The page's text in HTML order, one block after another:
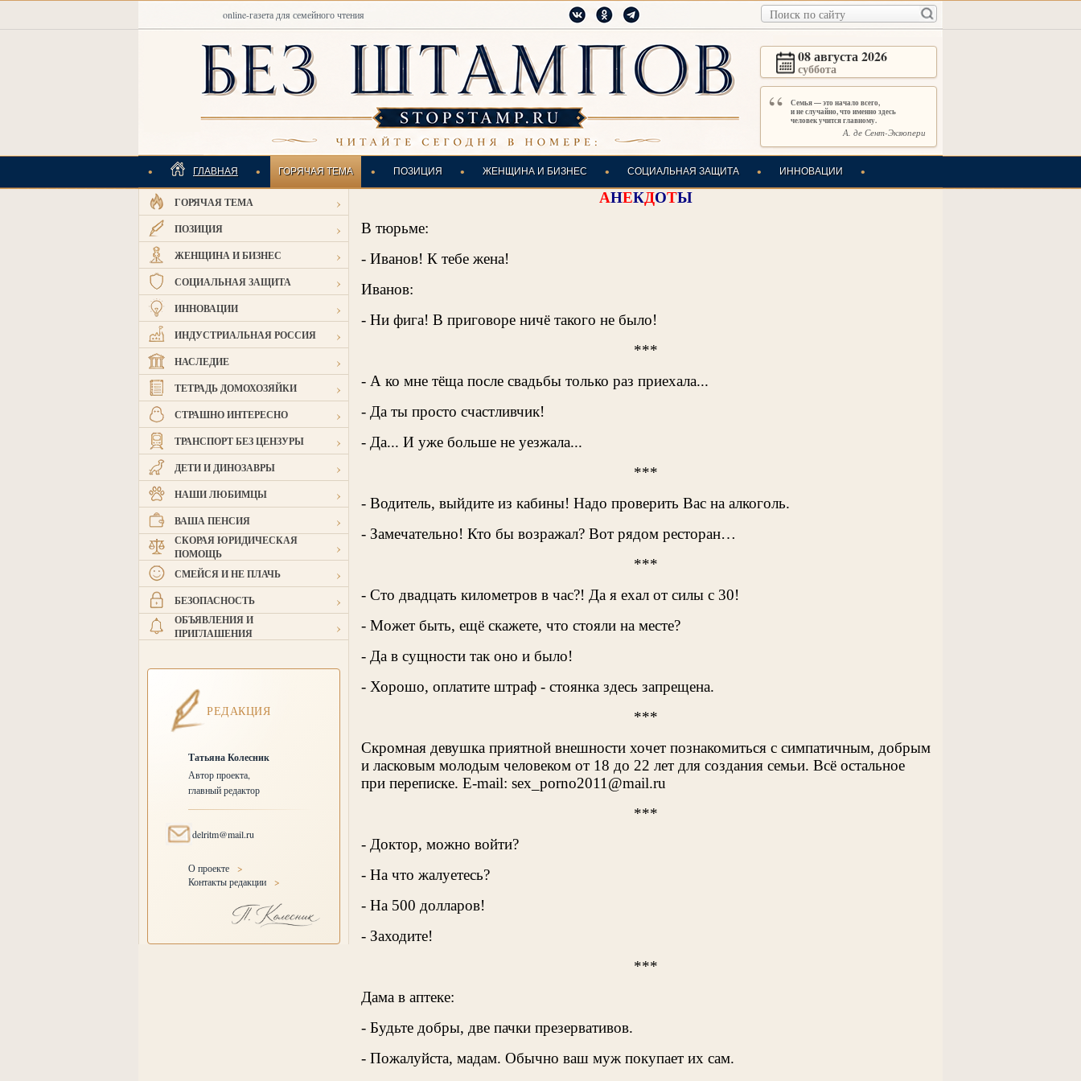
online-газета для семейного чтения
08 августа 2026
суббота
“
Семья — это начало всего,
и не случайно, что именно здесь
человек учится главному.
А. де Сент-Экзюпери
• ГЛАВНАЯ • ГОРЯЧАЯ ТЕМА • ПОЗИЦИЯ • ЖЕНЩИНА И БИЗНЕС • СОЦИАЛЬНАЯ ЗАЩИТА • ИННОВАЦИИ •
ИНДУСТРИАЛЬНАЯ
ГОРЯЧАЯ ТЕМА ›
ПОЗИЦИЯ ›
ЖЕНЩИНА И БИЗНЕС ›
СОЦИАЛЬНАЯ ЗАЩИТА ›
ИННОВАЦИИ ›
ИНДУСТРИАЛЬНАЯ РОССИЯ ›
НАСЛЕДИЕ ›
ТЕТРАДЬ ДОМОХОЗЯЙКИ ›
СТРАШНО ИНТЕРЕСНО ›
ТРАНСПОРТ БЕЗ ЦЕНЗУРЫ ›
ДЕТИ И ДИНОЗАВРЫ ›
НАШИ ЛЮБИМЦЫ ›
ВАША ПЕНСИЯ ›
СКОРАЯ ЮРИДИЧЕСКАЯ
ПОМОЩЬ
›
СМЕЙСЯ И НЕ ПЛАЧЬ ›
БЕЗОПАСНОСТЬ ›
ОБЪЯВЛЕНИЯ И
ПРИГЛАШЕНИЯ
›
РЕДАКЦИЯ
Татьяна Колесник
Автор проекта,
главный редактор
delritm@mail.ru
О проекте
>
Контакты редакции
>
АНЕКДОТЫ
В тюрьме:
- Иванов! К тебе жена!
Иванов:
- Ни фига! В приговоре ничё такого не было!
***
- А ко мне тёща после свадьбы только раз приехала...
- Да ты просто счастливчик!
- Да... И уже больше не уезжала...
***
- Водитель, выйдите из кабины! Hадо проверить Вас на алкоголь.
- Замечательно! Кто бы возражал? Вот рядом ресторан…
***
- Сто двадцать километров в час?! Да я ехал от силы с 30!
- Может быть, ещё скажете, что стояли на месте?
- Да в сущности так оно и было!
- Хорошо, оплатите штраф - стоянка здесь запрещена.
***
Скромная девушка приятной внешности хочет познакомиться с симпатичным, добрым
и ласковым молодым человеком от 18 до 22 лет для создания семьи. Всё остальное
при переписке. E-mail: sex_porno2011@mail.ru
***
- Доктор, можно войти?
- На что жалуетесь?
- На 500 долларов!
- Заходите!
***
Дама в аптеке:
- Будьте добры, две пачки презервативов.
- Пожалуйста, мадам. Обычно ваш муж покупает их сам.